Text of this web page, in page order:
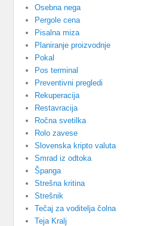
Osebna nega
Pergole cena
Pisalna miza
Planiranje proizvodnje
Pokal
Pos terminal
Preventivni pregledi
Rekuperacija
Restavracija
Ročna svetilka
Rolo zavese
Slovenska kripto valuta
Smrad iz odtoka
Španga
Strešna kritina
Strešnik
Tečaj za voditelja čolna
Teja Kralj